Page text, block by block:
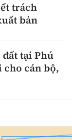
trách
bản
đất tại Phú
cho cán bộ,